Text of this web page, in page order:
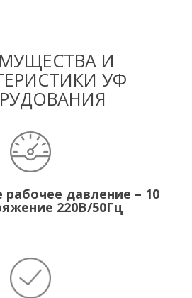
И
УФ
давление – 10
220В/50Гц